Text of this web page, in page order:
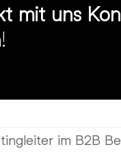
mit uns
im B2B